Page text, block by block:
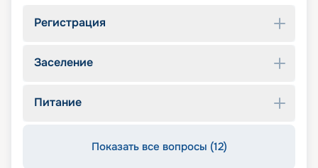
Регистрация
Заселение
Питание
Показать все вопросы (12)